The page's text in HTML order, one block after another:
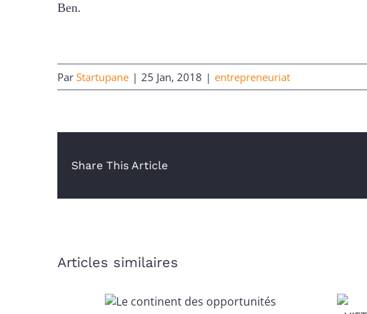
Ben.
Par Startupane | 25 Jan, 2018 | entrepreneuriat
Share This Article
Articles similaires